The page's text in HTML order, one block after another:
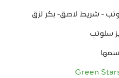
- شريط لاصق- بكر لزق
سلوتب